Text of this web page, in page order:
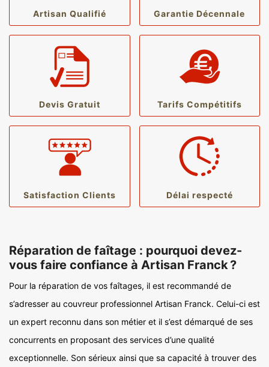
Artisan Qualifié Garantie Décennale
Devis Gratuit Tarifs Compétitifs
Satisfaction Clients Délai respecté
Réparation de faîtage : pourquoi devez-
vous faire confiance à Artisan Franck ?
Pour la réparation de vos faîtages, il est recommandé de
s’adresser au couvreur professionnel Artisan Franck. Celui-ci est
un expert reconnu dans son métier et il s’est démarqué de ses
concurrents en proposant des services d’une qualité
exceptionnelle. Son sérieux ainsi que sa capacité à trouver des